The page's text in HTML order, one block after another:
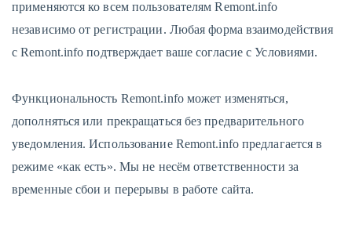
применяются ко всем пользователям Remont.info
независимо от регистрации. Любая форма взаимодействия
с Remont.info подтверждает ваше согласие с Условиями.
Функциональность Remont.info может изменяться,
дополняться или прекращаться без предварительного
уведомления. Использование Remont.info предлагается в
режиме «как есть». Мы не несём ответственности за
временные сбои и перерывы в работе сайта.